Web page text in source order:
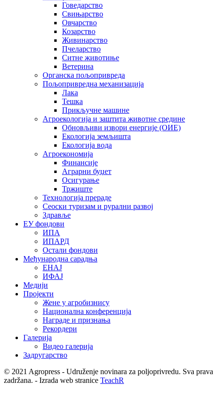
Говедарство
Свињарство
Овчарство
Козарство
Живинарство
Пчеларство
Ситне животиње
Ветерина
Органска пољопривреда
Пољопривредна механизација
Лака
Тешка
Прикључне машине
Агроекологија и заштита животне средине
Обновљиви извори енергије (ОИЕ)
Екологија земљишта
Екологија вода
Агроекономија
Финансије
Аграрни буџет
Осигурање
Тржиште
Технологија прераде
Сеоски туризам и рурални развој
Здравље
ЕУ фондови
ИПА
ИПАРД
Остали фондови
Међународна сарадња
ЕНАЈ
ИФАЈ
Медији
Пројекти
Жене у агробизнису
Национална конференција
Награде и признања
Рекордери
Галерија
Видео галерија
Задругарство
© 2021 Agropress - Udruženje novinara za poljoprivredu. Sva prava
zadržana. - Izrada web stranice TeachR